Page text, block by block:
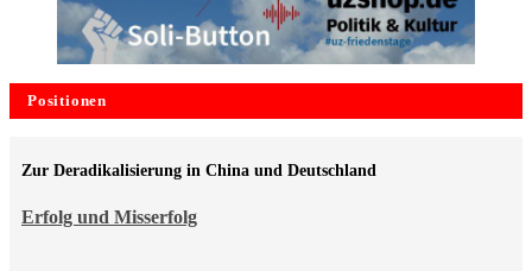
Positionen
Erfolg und Misserfolg
Zur Deradikalisierung in China und Deutschland